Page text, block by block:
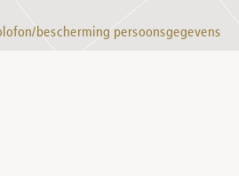
bescherming persoonsgegevens